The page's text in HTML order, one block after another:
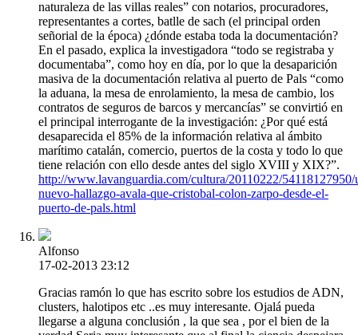
naturaleza de las villas reales” con notarios, procuradores,
representantes a cortes, batlle de sach (el principal orden
señorial de la época) ¿dónde estaba toda la documentación?
En el pasado, explica la investigadora “todo se registraba y
documentaba”, como hoy en día, por lo que la desaparición
masiva de la documentación relativa al puerto de Pals “como
la aduana, la mesa de enrolamiento, la mesa de cambio, los
contratos de seguros de barcos y mercancías” se convirtió en
el principal interrogante de la investigación: ¿Por qué está
desaparecida el 85% de la información relativa al ámbito
marítimo catalán, comercio, puertos de la costa y todo lo que
tiene relación con ello desde antes del siglo XVIII y XIX?”.
http://www.lavanguardia.com/cultura/20110222/54118127950/
nuevo-hallazgo-avala-que-cristobal-colon-zarpo-desde-el-
puerto-de-pals.html
Alfonso
17-02-2013 23:12
Gracias ramón lo que has escrito sobre los estudios de ADN,
clusters, halotipos etc ..es muy interesante. Ojalá pueda
llegarse a alguna conclusión , la que sea , por el bien de la